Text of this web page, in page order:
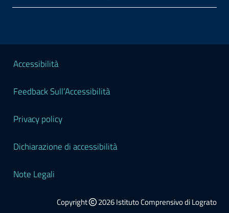
Sezione Legale
Accessibilità
Feedback Sull’Accessibilità
Privacy policy
Dichiarazione di accessibilità
Note Legali
Copyright 2026 Istituto Comprensivo di Lograto